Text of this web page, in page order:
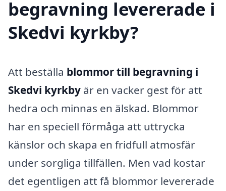
begravning levererade i
Skedvi kyrkby?
Att beställa blommor till begravning i
Skedvi kyrkby är en vacker gest för att
hedra och minnas en älskad. Blommor
har en speciell förmåga att uttrycka
känslor och skapa en fridfull atmosfär
under sorgliga tillfällen. Men vad kostar
det egentligen att få blommor levererade